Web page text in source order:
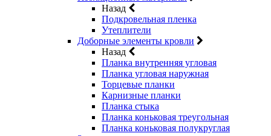
Назад
Подкровельная пленка
Утеплители
Доборные элементы кровли
Назад
Планка внутренняя угловая
Планка угловая наружная
Торцевые планки
Карнизные планки
Планка стыка
Планка коньковая треугольная
Планка коньковая полукруглая